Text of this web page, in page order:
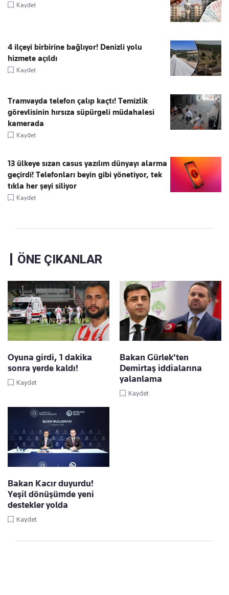
Kaydet
4 ilçeyi birbirine bağlıyor! Denizli yolu
hizmete açıldı
Kaydet
Tramvayda telefon çalıp kaçtı! Temizlik
görevlisinin hırsıza süpürgeli müdahalesi
kamerada
Kaydet
13 ülkeye sızan casus yazılım dünyayı alarma
geçirdi! Telefonları beyin gibi yönetiyor, tek
tıkla her şeyi siliyor
Kaydet
ÖNE ÇIKANLAR
Oyuna girdi, 1 dakika
sonra yerde kaldı!
Kaydet
Bakan Gürlek'ten
Demirtaş iddialarına
yalanlama
Kaydet
Bakan Kacır duyurdu!
Yeşil dönüşümde yeni
destekler yolda
Kaydet